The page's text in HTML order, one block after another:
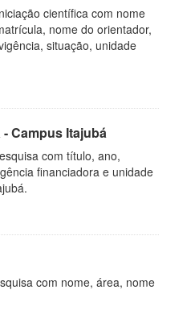
científica com nome
nome do orientador,
situação, unidade
Campus Itajubá
com título, ano,
financiadora e unidade
com nome, área, nome